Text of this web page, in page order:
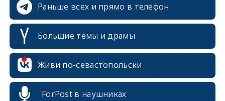
Раньше всех и прямо в телефон
Большие темы и драмы
Живи по-севастопольски
ForPost в наушниках